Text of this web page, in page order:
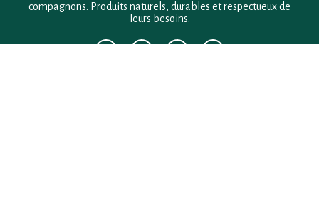
compagnons. Produits naturels, durables et respectueux de
leurs besoins.